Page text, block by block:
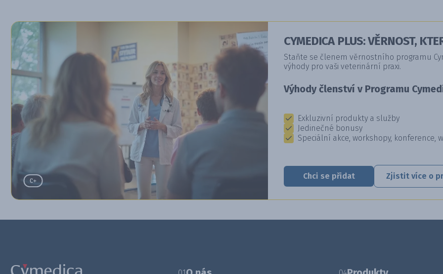
CYMEDICA PLUS: VĚRNOST,
Staňte se členem věrnostního programu
výhody pro vaši veterinární praxi.
Výhody členství v Programu
Exkluzivní produkty a služby
Jedinečné bonusy
Speciální akce, workshopy, konference,
Chci se přidat Zjistit více o